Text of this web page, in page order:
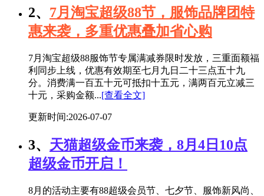
2、 7月淘宝超级88节，服饰品牌团特
惠来袭，多重优惠叠加省心购
7月淘宝超级88服饰节专属满减券限时发放，三重面额福
利同步上线，优惠有效期至七月九日二十三点五十九
分。消费满一百五十元可抵扣十五元，满两百元立减三
十元，采购金额...[查看全文]
更新时间:2026-07-07
3、 天猫超级金币来袭，8月4日10点
超级金币开启！
8月的活动主要有88超级会员节、七夕节、服饰新风尚、